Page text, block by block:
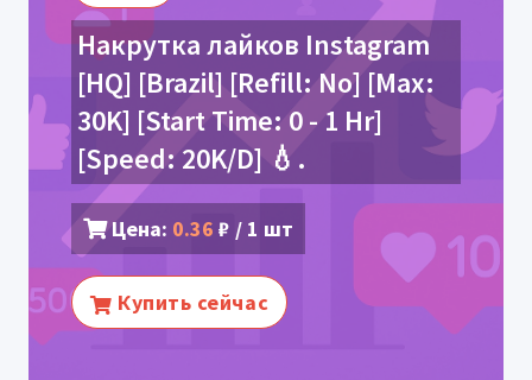
Накрутка лайков Instagram
[HQ] [Brazil] [Refill: No] [Max:
30K] [Start Time: 0 - 1 Hr]
[Speed: 20K/D] 💧.
Цена: 0.36 ₽ / 1 шт
Купить сейчас